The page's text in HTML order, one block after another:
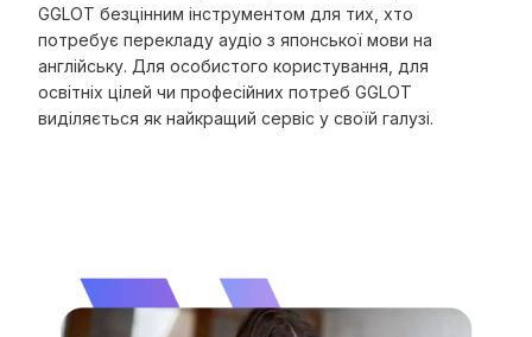
GGLOT безцінним інструментом для тих, хто
потребує перекладу аудіо з японської мови на
англійську. Для особистого користування, для
освітніх цілей чи професійних потреб GGLOT
виділяється як найкращий сервіс у своїй галузі.